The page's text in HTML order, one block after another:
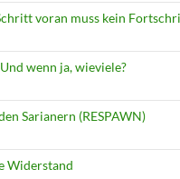
voran muss kein
wenn ja, wieviele?
Sarianern (RESPAWN)
Widerstand